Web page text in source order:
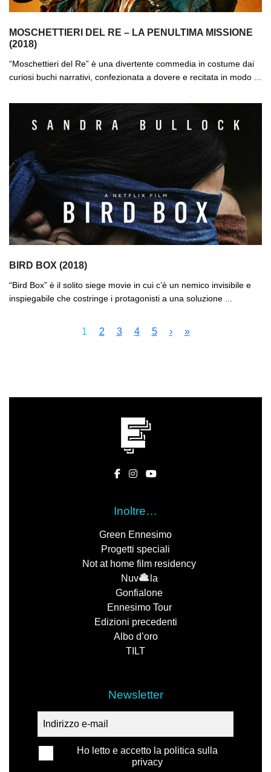
MOSCHETTIERI DEL RE – LA PENULTIMA MISSIONE
(2018)
“Moschettieri del Re” è una divertente commedia in costume dai
curiosi buchi narrativi, confezionata a dovere e recitata in modo ...
BIRD BOX (2018)
“Bird Box” è il solito siege movie in cui c’è un nemico invisibile e
inspiegabile che costringe i protagonisti a una soluzione ...
1 2 3 4 5 › »
Inoltre…
Green Ennesimo
Progetti speciali
Not at home film residency
Nuv
la
Gonfialone
Ennesimo Tour
Edizioni precedenti
Albo d’oro
TILT
Newsletter
Ho letto e accetto la politica sulla
privacy